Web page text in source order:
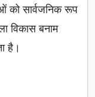
सार्वजनिक रूप
विकास बनाम
है।